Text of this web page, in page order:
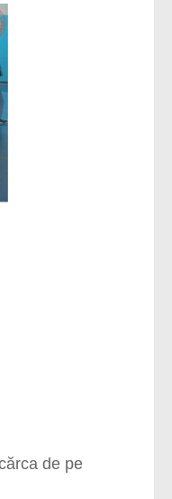
de pe